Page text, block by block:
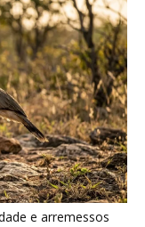
e arremessos